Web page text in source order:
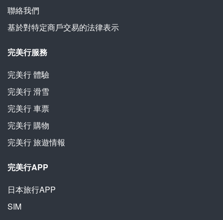
聯絡我們
基於對特定商戶交易的法律表示
完美行服務
完美行體驗
完美行滑雪
完美行車票
完美行購物
完美行旅遊情報
完美行APP
日本旅行APP
SIM